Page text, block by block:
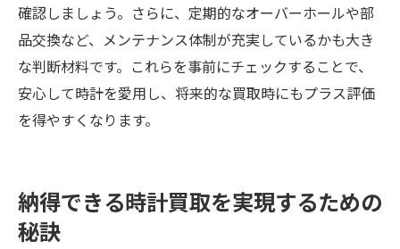
確認しましょう。さらに、定期的なオーバーホールや部
品交換など、メンテナンス体制が充実しているかも大き
な判断材料です。これらを事前にチェックすることで、
安心して時計を愛用し、将来的な買取時にもプラス評価
を得やすくなります。
納得できる時計買取を実現するための
秘訣